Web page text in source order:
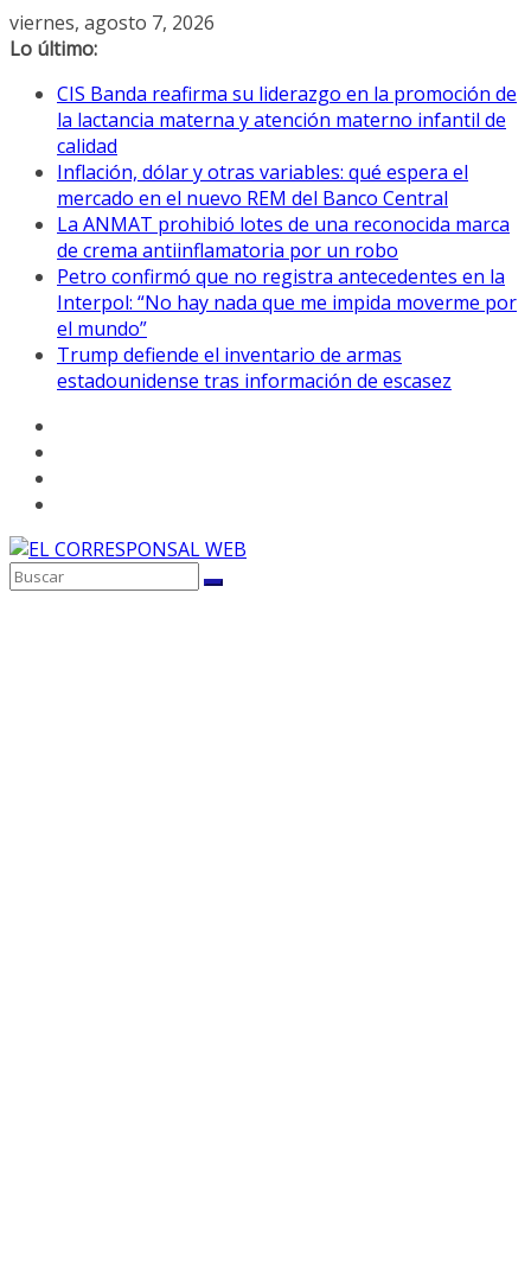
Saltar
al
viernes, agosto 7, 2026
Lo último:
CIS Banda reafirma su liderazgo en la promoción de
la lactancia materna y atención materno infantil de
calidad
Inflación, dólar y otras variables: qué espera el
mercado en el nuevo REM del Banco Central
La ANMAT prohibió lotes de una reconocida marca
de crema antiinflamatoria por un robo
Petro confirmó que no registra antecedentes en la
Interpol: “No hay nada que me impida moverme por
el mundo”
Trump defiende el inventario de armas
estadounidense tras información de escasez